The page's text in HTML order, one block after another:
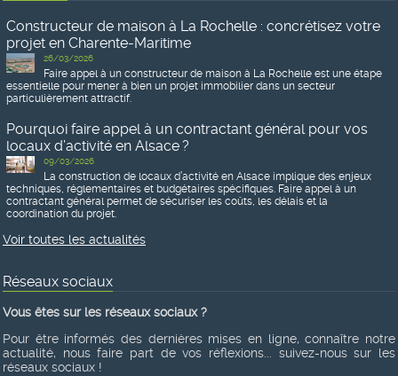
Constructeur de maison à La Rochelle : concrétisez votre
projet en Charente-Maritime
26/03/2026
Faire appel à un constructeur de maison à La Rochelle est une étape
essentielle pour mener à bien un projet immobilier dans un secteur
particulièrement attractif.
Pourquoi faire appel à un contractant général pour vos
locaux d’activité en Alsace ?
09/03/2026
La construction de locaux d’activité en Alsace implique des enjeux
techniques, réglementaires et budgétaires spécifiques. Faire appel à un
contractant général permet de sécuriser les coûts, les délais et la
coordination du projet.
Voir toutes les actualités
Réseaux sociaux
Vous êtes sur les réseaux sociaux ?
Pour être informés des dernières mises en ligne, connaître notre
actualité, nous faire part de vos réflexions... suivez-nous sur les
réseaux sociaux !